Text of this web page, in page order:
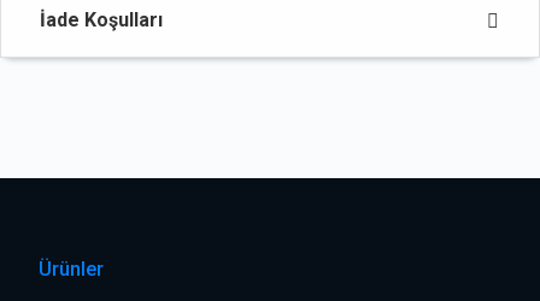
İade Koşulları
Ürünler